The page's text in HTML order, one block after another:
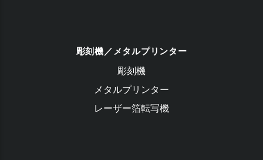
彫刻機／メタルプリンター
彫刻機
メタルプリンター
レーザー箔転写機